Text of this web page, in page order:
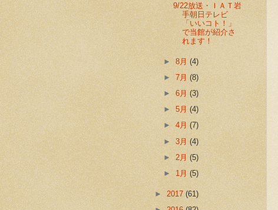
9/22放送・ＩＡＴ岩
手朝日テレビ
「いいコト！」
で当館が紹介さ
れます！
►8月(4)
►7月(8)
►6月(3)
►5月(4)
►4月(7)
►3月(4)
► 2月(5)
► 1月(5)
► 2017 (61)